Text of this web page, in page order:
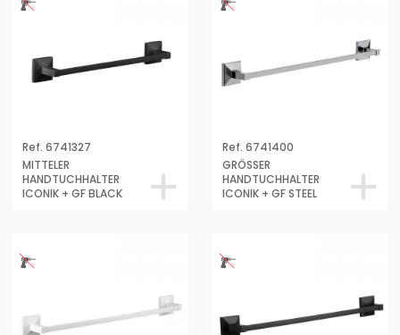
Ref. 6741327
MITTELER
HANDTUCHHALTER
ICONIK + GF BLACK
Ref. 6741400
GRÖSSER
HANDTUCHHALTER
ICONIK + GF STEEL